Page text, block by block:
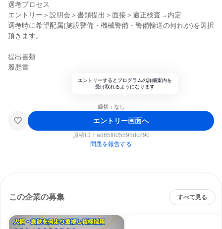
選考プロセス
エントリー＞説明会＞書類提出＞面接＞適正検査→内定
選考時に希望配属(施設警備・機械警備・警備輸送の何れか)を選択
頂きます。
提出書類
履歴書
エントリーするとプログラムの詳細案内を
受け取れるようになります
締切：なし
エントリー画面へ
原稿ID： ad65f005598dc290
問題を報告する
この企業の募集 すべて見る